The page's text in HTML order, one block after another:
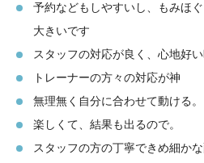
予約などもしやすいし、もみほ
大きいです
スタッフの対応が良く、心地好い
トレーナーの方々の対応が神
無理無く自分に合わせて動ける。
楽しくて、結果も出るので。
スタッフの方の丁寧できめ細か